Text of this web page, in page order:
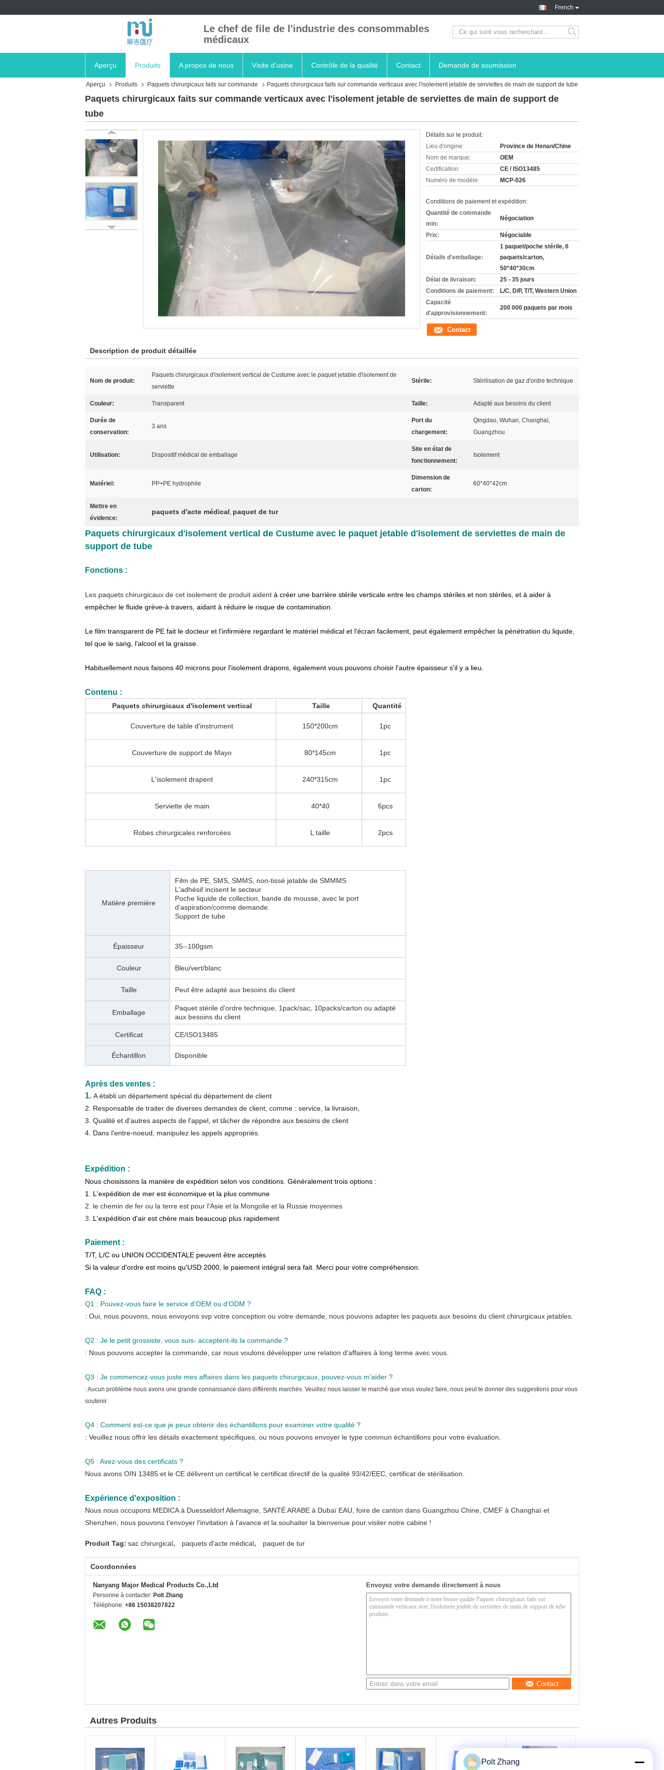
French
Le chef de file de l'industrie des consommables
médicaux
Aperçu Produits A propos de nous Visite d'usine Contrôle de la qualité Contact Demande de soumission
Aperçu Produits Paquets chirurgicaux faits sur commande Paquets chirurgicaux faits sur commande verticaux avec l'isolement jetable de serviettes de main de support de tube
Paquets chirurgicaux faits sur commande verticaux avec l'isolement jetable de serviettes de main de support de
tube
Détails sur le produit:
Lieu d'origine:
Province de Henan/Chine
Nom de marque:
OEM
Certification:
CE / ISO13485
Numéro de modèle:
MCP-026
Conditions de paiement et expédition:
Quantité de commande
min:
Négociation
Prix: Négociable
Détails d'emballage:
1 paquet/poche stérile, 6
paquets/carton,
50*40*30cm
Délai de livraison:
25 - 35 jours
Conditions de paiement:
L/C, D/P, T/T, Western Union
Capacité
d'approvisionnement:
200 000 paquets par mois
Contact
Description de produit détaillée
Nom de produit:
Paquets chirurgicaux d'isolement vertical de Custume avec le paquet jetable d'isolement de
serviette
Stérile: Stérilisation de gaz d'ordre technique
Couleur: Transparent Taille: Adapté aux besoins du client
Durée de
conservation:
3 ans
Port du
chargement:
Qingdao, Wuhan, Changhaï,
Guangzhou
Utilisation: Dispositif médical de emballage
Site en état de
fonctionnement:
Isolement
Matériel: PP+PE hydrophile
Dimension de
carton:
60*40*42cm
Mettre en
évidence:
paquets d'acte médical, paquet de tur
Paquets chirurgicaux d'isolement vertical de Custume avec le paquet jetable d'isolement de serviettes de main de
support de tube
Fonctions :
Les paquets chirurgicaux de cet isolement de produit aident à créer une barrière stérile verticale entre les champs stériles et non stériles, et à aider à
empêcher le fluide grève-à travers, aidant à réduire le risque de contamination.
Le film transparent de PE fait le docteur et l'infirmière regardant le matériel médical et l'écran facilement, peut également empêcher la pénétration du liquide,
tel que le sang, l'alcool et la graisse.
Habituellement nous faisons 40 microns pour l'isolement drapons, également vous pouvons choisir l'autre épaisseur s'il y a lieu.
Contenu :
Paquets chirurgicaux d'isolement vertical Taille Quantité
Couverture de table d'instrument 150*200cm 1pc
Couverture de support de Mayo 80*145cm 1pc
L'isolement drapent 240*315cm 1pc
Serviette de main 40*40 6pcs
Robes chirurgicales renforcées L taille 2pcs
Matière première
Film de PE, SMS, SMMS, non-tissé jetable de SMMMS
L'adhésif incisent le secteur
Poche liquide de collection, bande de mousse, avec le port
d'aspiration/comme demande.
Support de tube
Épaisseur 35--100gsm
Couleur Bleu/vert/blanc
Taille Peut être adapté aux besoins du client
Emballage
Paquet stérile d'ordre technique, 1pack/sac, 10packs/carton ou adapté
aux besoins du client
Certificat CE/ISO13485
Échantillon Disponible
Après des ventes :
1. A établi un département spécial du département de client
2. Responsable de traiter de diverses demandes de client, comme : service, la livraison,
3. Qualité et d'autres aspects de l'appel, et tâcher de répondre aux besoins de client
4. Dans l'entre-noeud, manipulez les appels appropriés.
Expédition :
Nous choisissons la manière de expédition selon vos conditions. Généralement trois options :
1. L'expédition de mer est économique et la plus commune
2. le chemin de fer ou la terre est pour l'Asie et la Mongolie et la Russie moyennes
3. L'expédition d'air est chère mais beaucoup plus rapidement
Paiement :
T/T, L/C ou UNION OCCIDENTALE peuvent être acceptés
Si la valeur d'ordre est moins qu'USD 2000, le paiement intégral sera fait. Merci pour votre compréhension.
FAQ :
Q1 : Pouvez-vous faire le service d'OEM ou d'ODM ?
: Oui, nous pouvons, nous envoyons svp votre conception ou votre demande, nous pouvons adapter les paquets aux besoins du client chirurgicaux jetables.
Q2 : Je le petit grossiste, vous suis- acceptent-ils la commande ?
: Nous pouvons accepter la commande, car nous voulons développer une relation d'affaires à long terme avec vous.
Q3 : Je commencez-vous juste mes affaires dans les paquets chirurgicaux, pouvez-vous m'aider ?
: Aucun problème nous avons une grande connaissance dans différents marchés. Veuillez nous laisser le marché que vous voulez faire, nous peut te donner des suggestions pour vous
soutenir.
Q4 : Comment est-ce que je peux obtenir des échantillons pour examiner votre qualité ?
: Veuillez nous offrir les détails exactement spécifiques, ou nous pouvons envoyer le type commun échantillons pour votre évaluation.
Q5 : Avez-vous des certificats ?
Nous avons OIN 13485 et le CE délivrent un certificat le certificat directif de la qualité 93/42/EEC, certificat de stérilisation.
Expérience d'exposition :
Nous nous occupons MEDICA à Duesseldorf Allemagne, SANTÉ ARABE à Dubaï EAU, foire de canton dans Guangzhou Chine, CMEF à Changhaï et
Shenzhen, nous pouvons t'envoyer l'invitation à l'avance et la souhaiter la bienvenue pour visiter notre cabine !
Produit Tag: sac chirurgical, paquets d'acte médical, paquet de tur
Coordonnées
Nanyang Major Medical Products Co.,Ltd
Personne à contacter: Polt Zhang
Téléphone: +86 15038207822
Envoyez votre demande directement à nous
Contact
Autres Produits
Polt Zhang